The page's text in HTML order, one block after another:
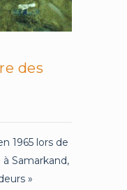
des
1965 lors de
Samarkand,
»